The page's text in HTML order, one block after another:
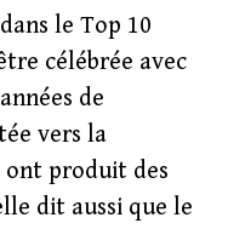
le Top 10
célébrée avec
de
vers la
produit des
dit aussi que le